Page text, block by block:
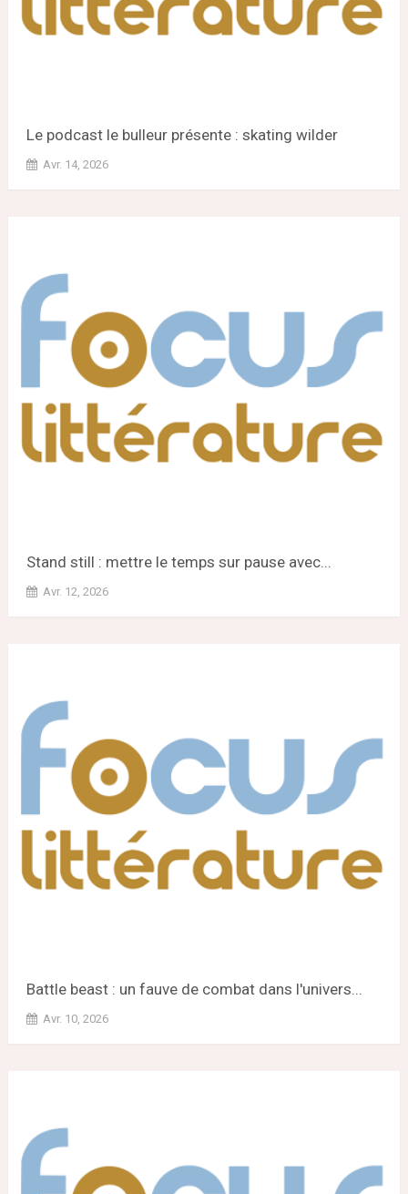
Le podcast le bulleur présente : skating wilder
Avr. 14, 2026
Stand still : mettre le temps sur pause avec...
Avr. 12, 2026
Battle beast : un fauve de combat dans l'univers...
Avr. 10, 2026